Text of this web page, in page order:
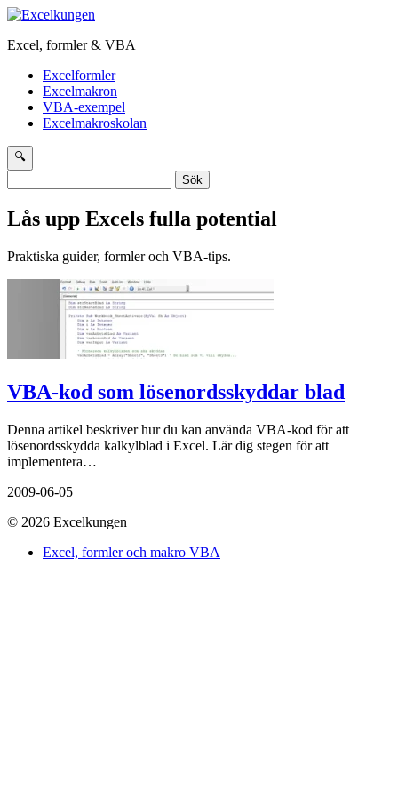
Excel, formler & VBA
Excelformler
Excelmakron
VBA-exempel
Excelmakroskolan
🔍
efter:
Lås upp Excels fulla potential
Praktiska guider, formler och VBA-tips.
VBA-kod som lösenordsskyddar blad
Denna artikel beskriver hur du kan använda VBA-kod för att
lösenordsskydda kalkylblad i Excel. Lär dig stegen för att
implementera…
2009-06-05
© 2026 Excelkungen
Excel, formler och makro VBA